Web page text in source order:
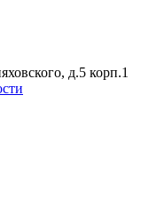
д.5 корп.1